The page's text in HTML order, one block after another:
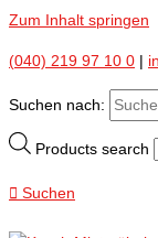
Zum Inhalt springen
(040) 219 97 10 0
Suchen nach:
Products search
Suchen